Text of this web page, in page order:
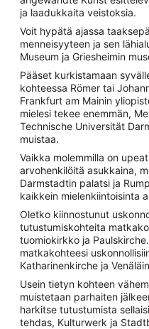
ja laadukkaita veistoksia.
Voit hypätä ajassa
menneisyyteen ja sen
Museum ja Griesheimin
Pääset kurkistamaan
kohteessa Römer tai
Frankfurt am Mainin
mielesi tekee enemmän,
Technische Universität
muistaa.
Vaikka molemmilla on
arvohenkilöitä asukkaina,
Darmstadtin palatsi ja
kaikkein mielenkiintoisinta
Oletko kiinnostunut
tutustumiskohteita
tuomiokirkko ja
matkakohteesi
Katharinenkirche ja
Usein tietyn kohteen
muistetaan parhaiten
harkitse tutustumista
tehdas, Kulturwerk ja